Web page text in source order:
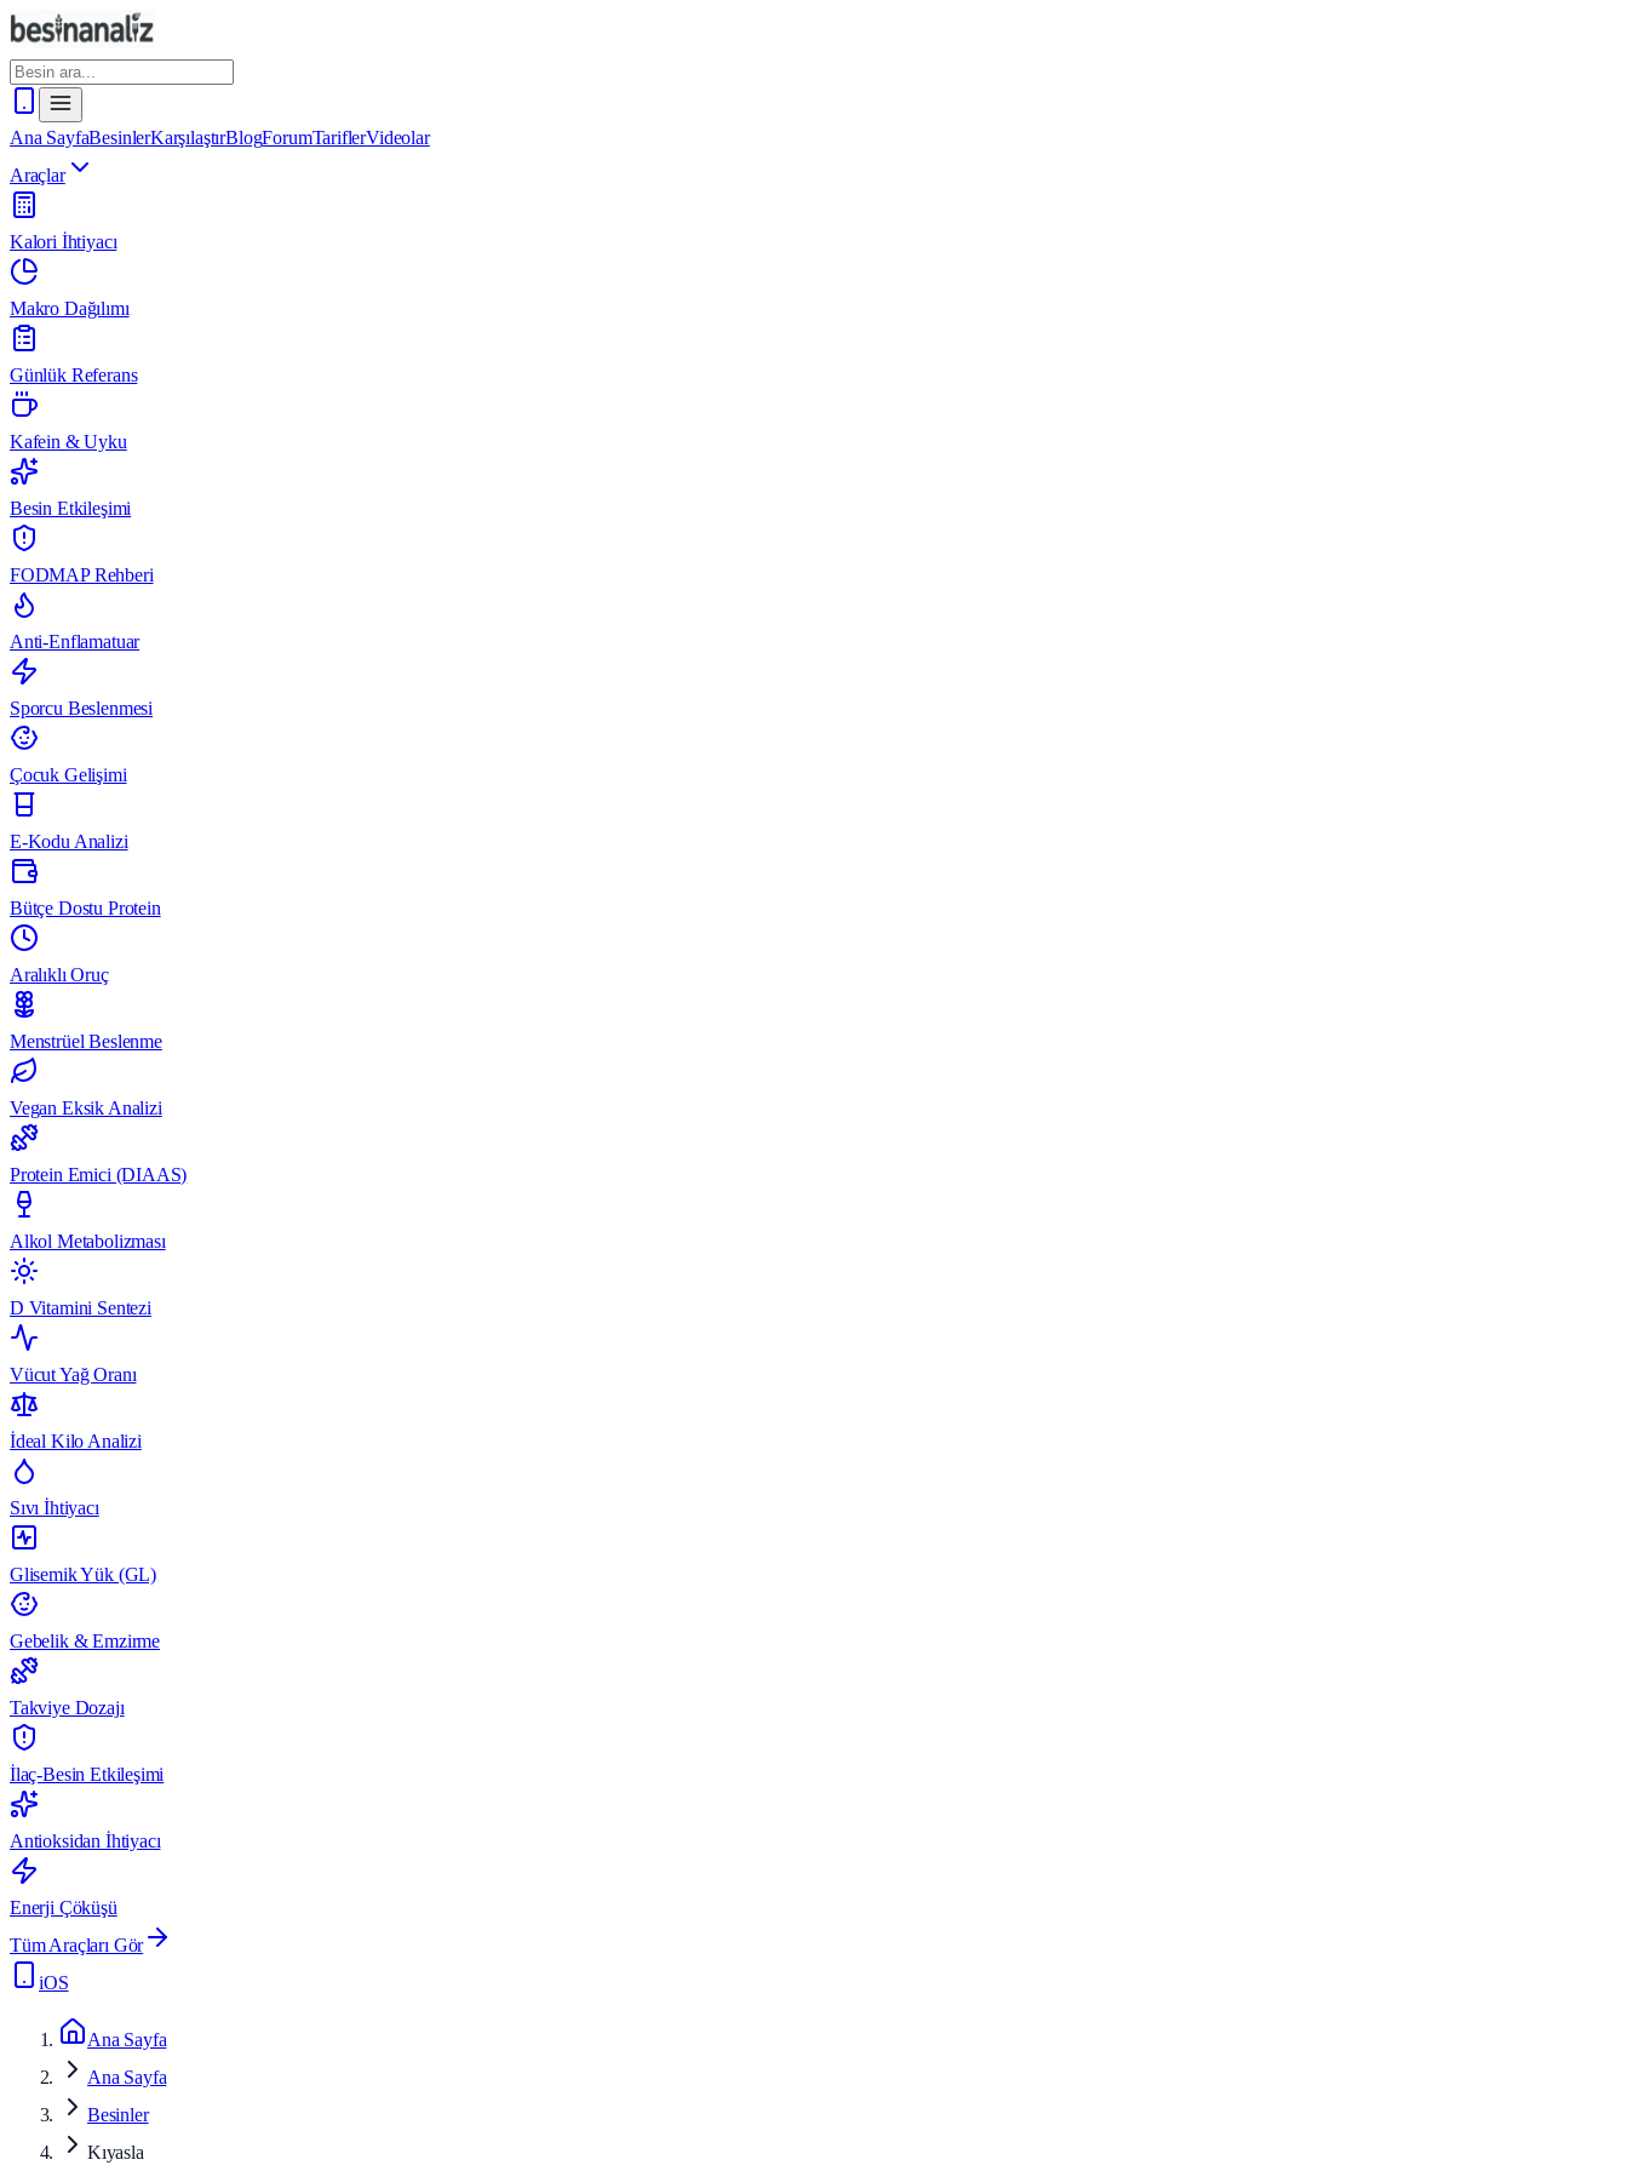
Ana SayfaBesinlerKarşılaştırBlogForumTariflerVideolar
Araçlar
Kalori İhtiyacı
Makro Dağılımı
Günlük Referans
Kafein & Uyku
Besin Etkileşimi
FODMAP Rehberi
Anti-Enflamatuar
Sporcu Beslenmesi
Çocuk Gelişimi
E-Kodu Analizi
Bütçe Dostu Protein
Aralıklı Oruç
Menstrüel Beslenme
Vegan Eksik Analizi
Protein Emici (DIAAS)
Alkol Metabolizması
D Vitamini Sentezi
Vücut Yağ Oranı
İdeal Kilo Analizi
Sıvı İhtiyacı
Glisemik Yük (GL)
Gebelik & Emzirme
Takviye Dozajı
İlaç-Besin Etkileşimi
Antioksidan İhtiyacı
Enerji Çöküşü
Tüm Araçları Gör
iOS
Ana Sayfa
Ana Sayfa
Besinler
Kıyasla